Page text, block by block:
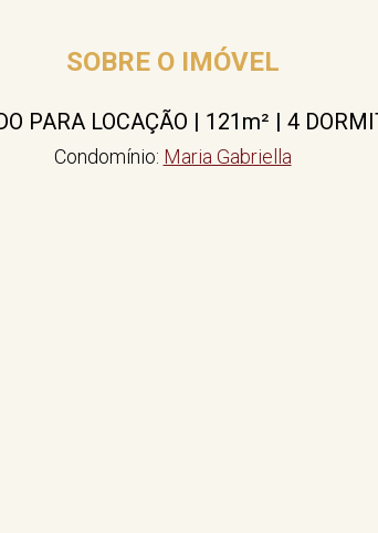
SOBRE O IMÓVEL
PARA LOCAÇÃO | 121m² | 4
Condomínio: Maria Gabriella